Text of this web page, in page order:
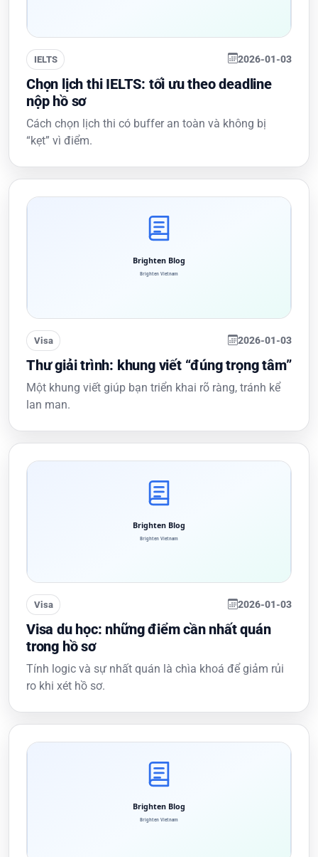
IELTS 2026-01-03
Chọn lịch thi IELTS: tối ưu theo deadline
nộp hồ sơ
Cách chọn lịch thi có buffer an toàn và không bị
“kẹt” vì điểm.
Visa 2026-01-03
Thư giải trình: khung viết “đúng trọng tâm”
Một khung viết giúp bạn triển khai rõ ràng, tránh kể
lan man.
Visa 2026-01-03
Visa du học: những điểm cần nhất quán
trong hồ sơ
Tính logic và sự nhất quán là chìa khoá để giảm rủi
ro khi xét hồ sơ.